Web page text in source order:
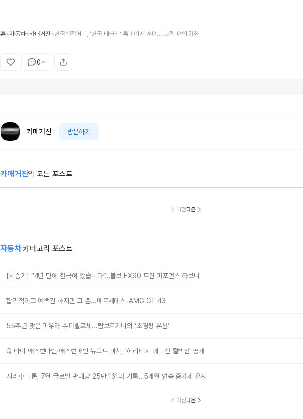
홈>자동차>카매거진 >한국앤컴퍼니, '한국 배터리' 홈페이지 개편… 고객 편의 강화
0
카매거진 방문하기
카매거진의 모든 포스트
[시승기] “4년 만
합리적이고 예쁘
55주년 맞은 미우
람보르기니의 ‘초
Q 바이 애스턴마
포트 비치, ‘헤리
지리車그룹, 7월
이전다음
자동차카테고리 포스트
[시승기] “4년 만에 한국에 왔습니다”…볼보 EX90 트윈 퍼포먼스 타보니
합리적이고 예쁘긴 하지만 그 뿐...메르세데스-AMG GT 43
55주년 맞은 미우라 슈퍼벨로체...람보르기니의 ‘초경량 유산’
Q 바이 애스턴마틴·애스턴마틴 뉴포트 비치, ‘헤리티지 에디션 컬렉션’ 공개
지리車그룹, 7월 글로벌 판매량 25만 161대 기록…5개월 연속 증가세 유지
이전다음